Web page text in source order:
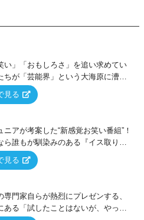
い」「おもしろさ」を追い求めてい
ちが「芸能界」という大海原に漕ぎ
新たなオモシロ人間を発掘する！
見る
ニアが考案した“新感覚お笑い番組”！
ら誰もが馴染みのある『イス取りゲ
ベースに、大喜利・ギャグ・モノボ
ど様々なお題で芸人がショートネ
合う！
見る
専門家自らが熱烈にプレゼンする、
ある「試したことはないが、やって